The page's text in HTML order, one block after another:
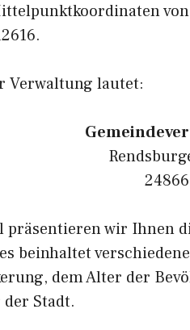
Verwaltung lautet:
präsentieren wir Ihnen
beinhaltet
dem Alter der
Stadt.